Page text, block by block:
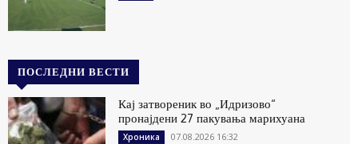
ПОСЛЕДНИ ВЕСТИ
Кај затвореник во „Идризово“
пронајдени 27 пакувања марихуана
Хроника 07.08.2026 16:32